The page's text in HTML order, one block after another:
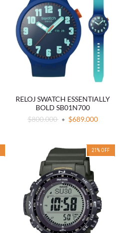
RELOJ SWATCH ESSENTIALLY
BOLD SB01N700
$800.000
$689.000
21 % OFF